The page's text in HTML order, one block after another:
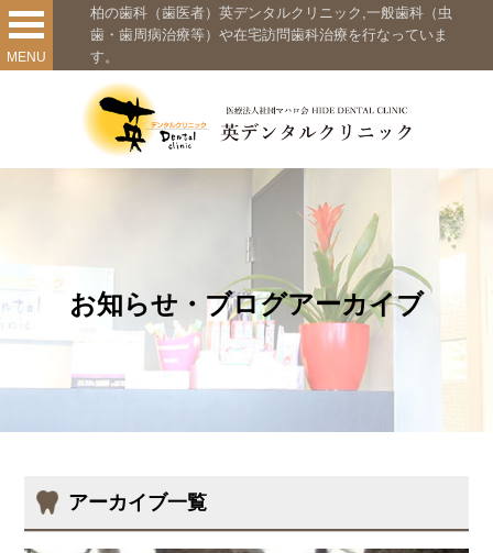
MENU
柏の歯科（歯医者）英デンタルクリニック,一般歯科（虫
歯・歯周病治療等）や在宅訪問歯科治療を行なっていま
す。
お知らせ・ブログアーカイブ
アーカイブ一覧